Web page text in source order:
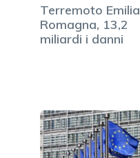
Terremoto Emilia
Romagna, 13,2
miliardi i danni